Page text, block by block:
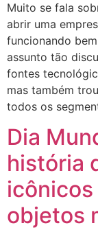
Muito se fala
abrir uma
funcionando
assunto tão
fontes
mas também
todos os
Dia
história
objetos